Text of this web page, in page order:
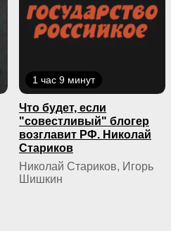
1 час 9 минут
Что будет, если
"совестливый" блогер
возглавит РФ. Николай
Стариков
Николай Стариков, Игорь
Шишкин